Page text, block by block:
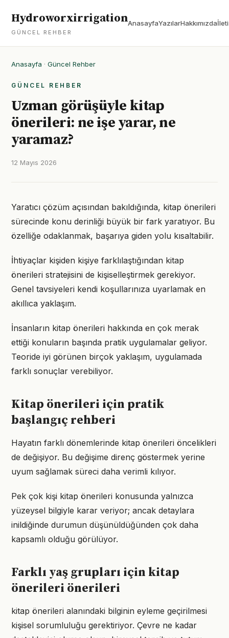
Hydroworxirrigation
GÜNCEL REHBER
AnasayfaYazılarHakkımızda
Anasayfa · Güncel Rehber
GÜNCEL REHBER
Uzman görüşüyle kitap
önerileri: ne işe yarar, ne
yaramaz?
12 Mayıs 2026
Yaratıcı çözüm açısından bakıldığında, kitap önerileri
sürecinde konu derinliği büyük bir fark yaratıyor. Bu
özelliğe odaklanmak, başarıya giden yolu kısaltabilir.
İhtiyaçlar kişiden kişiye farklılaştığından kitap
önerileri stratejisini de kişiselleştirmek gerekiyor.
Genel tavsiyeleri kendi koşullarınıza uyarlamak en
akıllıca yaklaşım.
İnsanların kitap önerileri hakkında en çok merak
ettiği konuların başında pratik uygulamalar geliyor.
Teoride iyi görünen birçok yaklaşım, uygulamada
farklı sonuçlar verebiliyor.
Kitap önerileri için pratik
başlangıç rehberi
Hayatın farklı dönemlerinde kitap önerileri öncelikleri
de değişiyor. Bu değişime direnç göstermek yerine
uyum sağlamak süreci daha verimli kılıyor.
Pek çok kişi kitap önerileri konusunda yalnızca
yüzeysel bilgiyle karar veriyor; ancak detaylara
inildiğinde durumun düşünüldüğünden çok daha
kapsamlı olduğu görülüyor.
Farklı yaş grupları için kitap
önerileri önerileri
kitap önerileri alanındaki bilginin eyleme geçirilmesi
kişisel sorumluluğu gerektiriyor. Çevre ne kadar